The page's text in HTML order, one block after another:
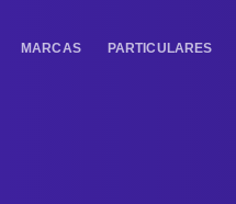
MARCAS PARTICULARES